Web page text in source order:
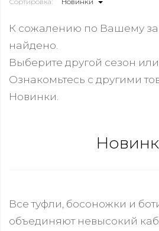
К сожалению по Вашему
найдено.
Выберите другой сезон или
Ознакомьтесь с другими
Новинки.
Все туфли, босоножки и
объединяют невысокий